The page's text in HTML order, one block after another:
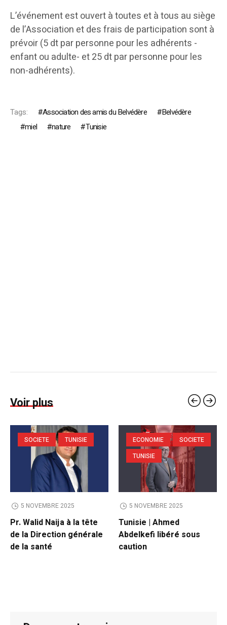
L’événement est ouvert à toutes et à tous au siège
de l’Association et des frais de participation sont à
prévoir (5 dt par personne pour les adhérents -
enfant ou adulte- et 25 dt par personne pour les
non-adhérents).
Tags: Association des amis du Belvédère
Belvédère
miel
nature Tunisie
Voir plus
SOCIETE TUNISIE
5 NOVEMBRE 2025
Pr. Walid Naija à la tête
de la Direction générale
de la santé
ECONOMIE
SOCIETE
TUNISIE
5 NOVEMBRE 2025
Tunisie | Ahmed
Abdelkefi libéré sous
caution